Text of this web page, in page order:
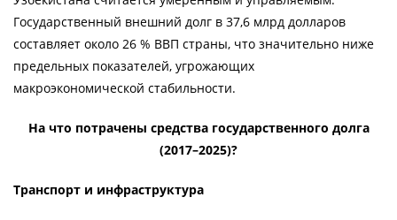
Государственный внешний долг в 37,6 млрд долларов
составляет около 26 % ВВП страны, что значительно ниже
предельных показателей, угрожающих
макроэкономической стабильности.
На что потрачены средства государственного долга
(2017–2025)?
Транспорт и инфраструктура